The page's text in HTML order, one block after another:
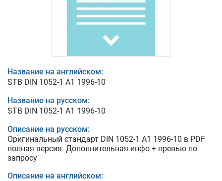
Название на английском:
STB DIN 1052-1 A1 1996-10
Название на русском:
STB DIN 1052-1 A1 1996-10
Описание на русском:
Оригинальный стандарт DIN 1052-1 A1 1996-10 в PDF
полная версия. Дополнительная инфо + превью по
запросу
Описание на английском: